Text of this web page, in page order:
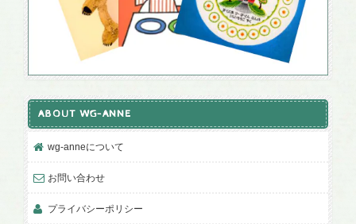
ABOUT WG-ANNE
wg-anneについて
お問い合わせ
プライバシーポリシー